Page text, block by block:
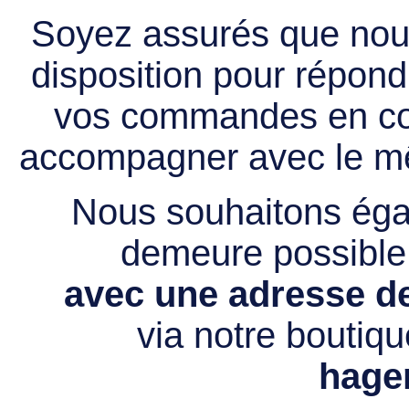
Soyez assurés que
disposition pour
vos commandes en
accompagner avec le
Nous souhaitons
demeure
avec une adresse
via notre